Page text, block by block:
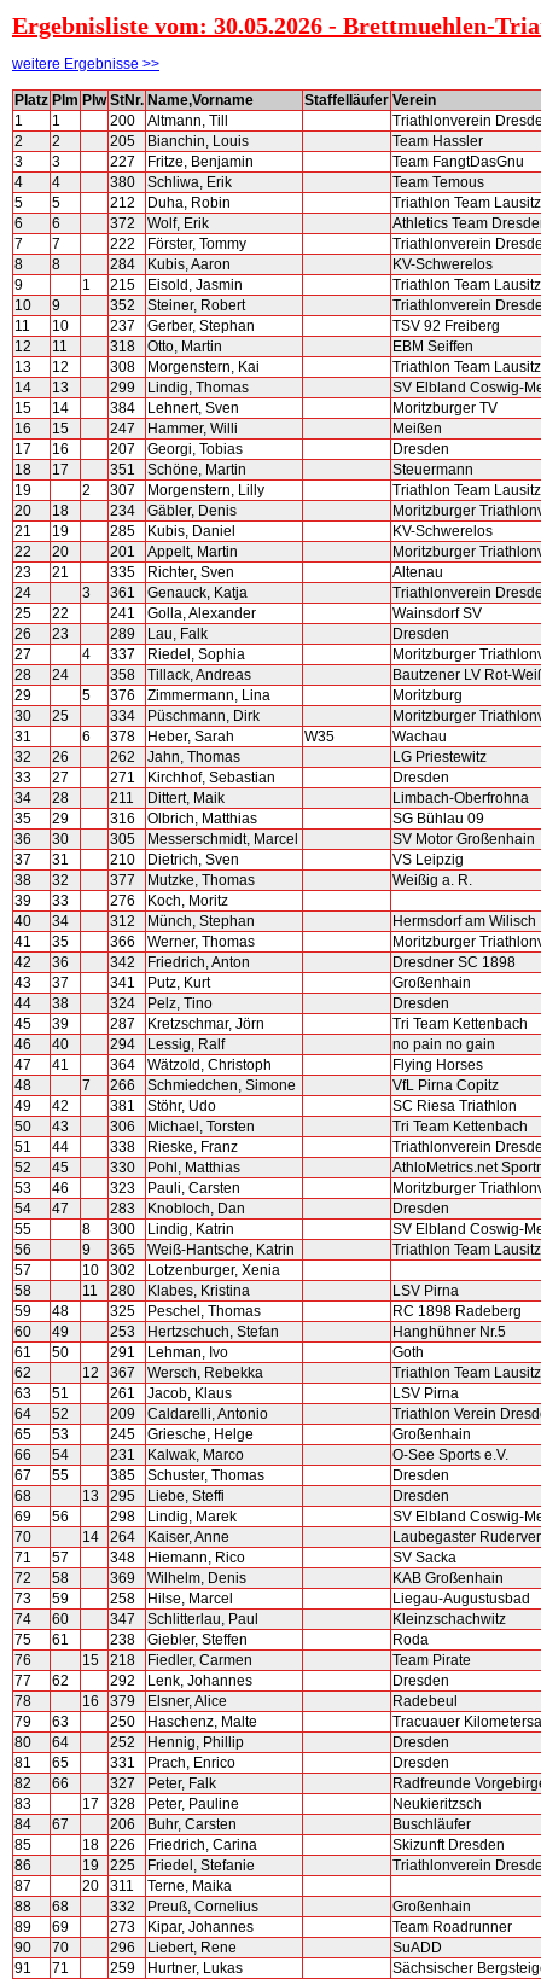
Ergebnisliste vom: 30.05.2026 - Brettmuehlen-
weitere Ergebnisse >>
Platz Plm Plw StNr. Name,Vorname Staffelläufer Verein
1
1 200 Altmann, Till
Triathlonverein
2
2 205 Bianchin, Louis
Team Hassler
3
3 227 Fritze, Benjamin
Team FangtDasGnu
4
4 380 Schliwa, Erik
Team Temous
5
5 212 Duha, Robin
Triathlon Team Lausitz
6
6 372 Wolf, Erik
Athletics Team
7
7 222 Förster, Tommy
Triathlonverein
8
8 284 Kubis, Aaron
KV-Schwerelos
9
1 215 Eisold, Jasmin
Triathlon Team Lausitz
10
9 352 Steiner, Robert
Triathlonverein
11
10 237 Gerber, Stephan
TSV 92 Freiberg
12
11 318 Otto, Martin
EBM Seiffen
13
12 308 Morgenstern, Kai
Triathlon Team Lausitz
14
13 299 Lindig, Thomas
SV Elbland Coswig-
15
14 384 Lehnert, Sven
Moritzburger TV
16
15 247 Hammer, Willi
Meißen
17
16 207 Georgi, Tobias
Dresden
18
17 351 Schöne, Martin
Steuermann
19
2 307 Morgenstern, Lilly
Triathlon Team Lausitz
20
18 234 Gäbler, Denis
Moritzburger
21
19 285 Kubis, Daniel
KV-Schwerelos
22
20 201 Appelt, Martin
Moritzburger
23
21 335 Richter, Sven
Altenau
24
3 361 Genauck, Katja
Triathlonverein
25
22 241 Golla, Alexander
Wainsdorf SV
26
23 289 Lau, Falk
Dresden
27
4 337 Riedel, Sophia
Moritzburger
28
24 358 Tillack, Andreas
Bautzener LV Rot-
29
5 376 Zimmermann, Lina
Moritzburg
30
25 334 Püschmann, Dirk
Moritzburger
31
6 378 Heber, Sarah W35
Wachau
32
26 262 Jahn, Thomas
LG Priestewitz
33
27 271 Kirchhof, Sebastian
Dresden
34
28 211 Dittert, Maik
Limbach-Oberfrohna
35
29 316 Olbrich, Matthias
SG Bühlau 09
36
30 305 Messerschmidt, Marcel
SV Motor Großenhain
37
31 210 Dietrich, Sven
VS Leipzig
38
32 377 Mutzke, Thomas
Weißig a. R.
39
33 276
Koch, Moritz
40
34 312 Münch, Stephan
Hermsdorf am Wilisch
41
35 366 Werner, Thomas
Moritzburger
42
36 342 Friedrich, Anton
Dresdner SC 1898
43
37 341 Putz, Kurt
Großenhain
44
38 324 Pelz, Tino
Dresden
45
39 287 Kretzschmar, Jörn
Tri Team Kettenbach
46
40 294 Lessig, Ralf
no pain no gain
47
41 364 Wätzold, Christoph
Flying Horses
48
7 266 Schmiedchen, Simone
VfL Pirna Copitz
49
42 381 Stöhr, Udo
SC Riesa Triathlon
50
43 306 Michael, Torsten
Tri Team Kettenbach
51
44 338 Rieske, Franz
Triathlonverein
52
45 330 Pohl, Matthias
AthloMetrics.net
53
46 323 Pauli, Carsten
Moritzburger
54
47 283 Knobloch, Dan
Dresden
55
8 300 Lindig, Katrin
SV Elbland Coswig-
56
9 365 Weiß-Hantsche, Katrin
Triathlon Team Lausitz
57
10 302
Lotzenburger, Xenia
58
11 280 Klabes, Kristina
LSV Pirna
59
48 325 Peschel, Thomas
RC 1898 Radeberg
60
49 253 Hertzschuch, Stefan
Hanghühner Nr.5
61
50 291 Lehman, Ivo
Goth
62
12 367 Wersch, Rebekka
Triathlon Team Lausitz
63
51 261 Jacob, Klaus
LSV Pirna
64
52 209 Caldarelli, Antonio
Triathlon Verein
65
53 245 Griesche, Helge
Großenhain
66
54 231 Kalwak, Marco
O-See Sports e.V.
67
55 385 Schuster, Thomas
Dresden
68
13 295 Liebe, Steffi
Dresden
69
56 298 Lindig, Marek
SV Elbland Coswig-
70
14 264 Kaiser, Anne
Laubegaster
71
57 348 Hiemann, Rico
SV Sacka
72
58 369 Wilhelm, Denis
KAB Großenhain
73
59 258 Hilse, Marcel
Liegau-Augustusbad
74
60 347 Schlitterlau, Paul
Kleinzschachwitz
75
61 238 Giebler, Steffen
Roda
76
15 218 Fiedler, Carmen
Team Pirate
77
62 292 Lenk, Johannes
Dresden
78
16 379 Elsner, Alice
Radebeul
79
63 250 Haschenz, Malte
Tracuauer
80
64 252 Hennig, Phillip
Dresden
81
65 331 Prach, Enrico
Dresden
82
66 327 Peter, Falk
Radfreunde
83
17 328 Peter, Pauline
Neukieritzsch
84
67 206 Buhr, Carsten
Buschläufer
85
18 226 Friedrich, Carina
Skizunft Dresden
86
19 225 Friedel, Stefanie
Triathlonverein
87
20 311
Terne, Maika
88
68 332 Preuß, Cornelius
Großenhain
89
69 273 Kipar, Johannes
Team Roadrunner
90
70 296 Liebert, Rene
SuADD
91
71 259 Hurtner, Lukas
Sächsischer